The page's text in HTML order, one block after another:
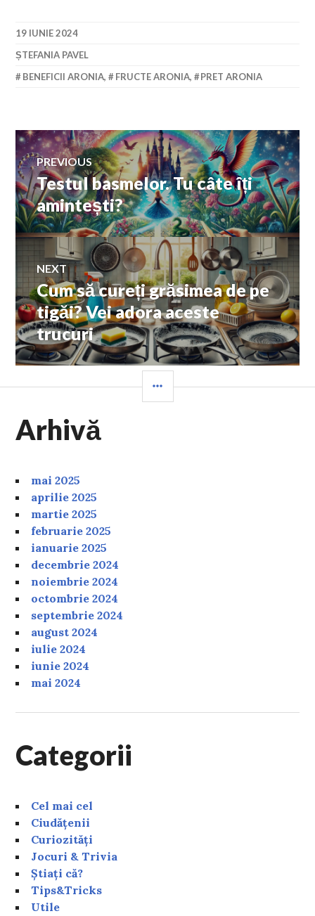
19 IUNIE 2024
ȘTEFANIA PAVEL
BENEFICII ARONIA, FRUCTE ARONIA, PRET ARONIA
Navigare
în
articole
PREVIOUS
Previous
post:
Testul basmelor. Tu câte îți
amintești?
NEXT
Next
post:
Cum să cureți grăsimea de pe
tigăi? Vei adora aceste
trucuri
Arhivă
mai 2025
aprilie 2025
martie 2025
februarie 2025
ianuarie 2025
decembrie 2024
noiembrie 2024
octombrie 2024
septembrie 2024
august 2024
iulie 2024
iunie 2024
mai 2024
Categorii
Cel mai cel
Ciudățenii
Curiozități
Jocuri & Trivia
Știați că?
Tips&Tricks
Utile